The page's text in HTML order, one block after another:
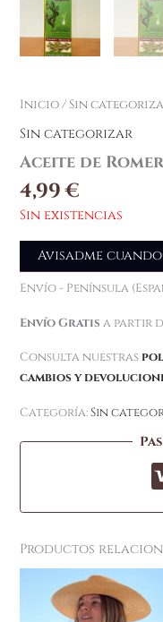
Inicio/Sin
Sin categorizar
Aceite de
4,99€
Sin existencias
Avisadme
Envío - Península
Envío Gratis a partir
Consulta nuestras
cambios y
Categoría:Sin
Productos